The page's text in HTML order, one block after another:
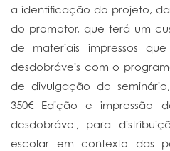
a identificação do projeto,
do promotor, que terá um
de materiais impressos
desdobráveis com o
de divulgação do
350€ Edição e impressão
desdobrável, para
escolar em contexto das